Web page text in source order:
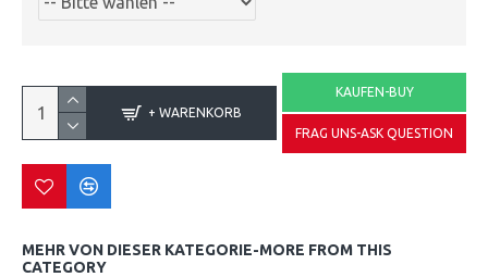
+ WARENKORB
KAUFEN-BUY
FRAG UNS-ASK QUESTION
MEHR VON DIESER KATEGORIE-MORE FROM THIS
CATEGORY